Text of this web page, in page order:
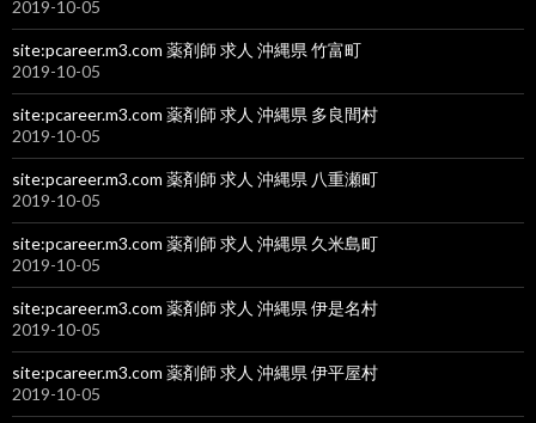
2019-10-05
site:pcareer.m3.com 薬剤師 求人 沖縄県 竹富町
2019-10-05
site:pcareer.m3.com 薬剤師 求人 沖縄県 多良間村
2019-10-05
site:pcareer.m3.com 薬剤師 求人 沖縄県 八重瀬町
2019-10-05
site:pcareer.m3.com 薬剤師 求人 沖縄県 久米島町
2019-10-05
site:pcareer.m3.com 薬剤師 求人 沖縄県 伊是名村
2019-10-05
site:pcareer.m3.com 薬剤師 求人 沖縄県 伊平屋村
2019-10-05